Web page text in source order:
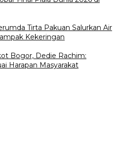
Tirta Pakuan Salurkan Air
Kekeringan
Bogor, Dedie Rachim:
Harapan Masyarakat